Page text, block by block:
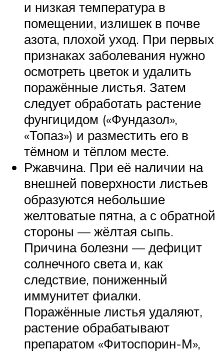
и низкая температура в
помещении, излишек в почве
азота, плохой уход. При первых
признаках заболевания нужно
осмотреть цветок и удалить
поражённые листья. Затем
следует обработать растение
фунгицидом («Фундазол»,
«Топаз») и разместить его в
тёмном и тёплом месте.
Ржавчина. При её наличии на
внешней поверхности листьев
образуются небольшие
желтоватые пятна, а с обратной
стороны — жёлтая сыпь.
Причина болезни — дефицит
солнечного света и, как
следствие, пониженный
иммунитет фиалки.
Поражённые листья удаляют,
растение обрабатывают
препаратом «Фитоспорин-М»,